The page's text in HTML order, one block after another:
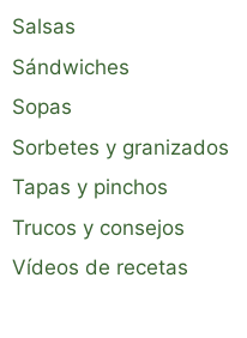
Salsas
Sándwiches
Sopas
Sorbetes y granizados
Tapas y pinchos
Trucos y consejos
Vídeos de recetas